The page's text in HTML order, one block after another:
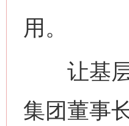
用。
让基层
集团董事